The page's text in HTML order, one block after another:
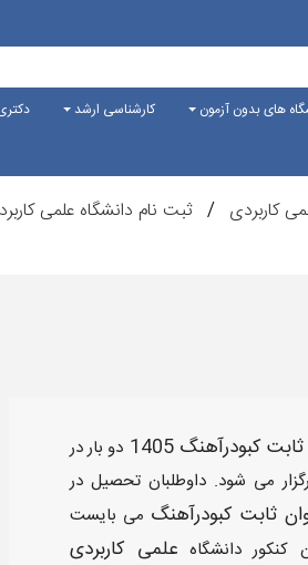
های بدون آزمون کارشناسی ارشد
کاربردی ثبت نام دانشگاه علمی
کبودرآهنگ 1405
دو بار در
می شود. داوطلبان تحصیل در
ثابت کبودرآهنگ می بایست
دانشگاه علمی کاربردی